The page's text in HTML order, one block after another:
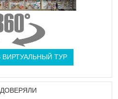
ТУР